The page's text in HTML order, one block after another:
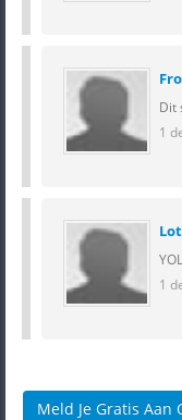
Dit
1
1
Meld Je Gratis Aan